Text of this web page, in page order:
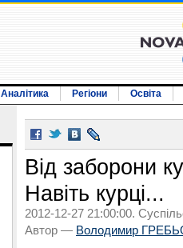
Аналітика Регіони Освіта
Від заборони
Навіть курці...
2012-12-27 21:00:00.
Автор — Володимир